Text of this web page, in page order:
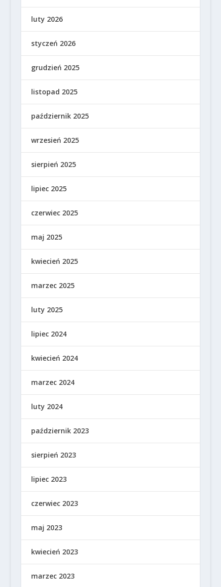
luty 2026
styczeń 2026
grudzień 2025
listopad 2025
październik 2025
wrzesień 2025
sierpień 2025
lipiec 2025
czerwiec 2025
maj 2025
kwiecień 2025
marzec 2025
luty 2025
lipiec 2024
kwiecień 2024
marzec 2024
luty 2024
październik 2023
sierpień 2023
lipiec 2023
czerwiec 2023
maj 2023
kwiecień 2023
marzec 2023